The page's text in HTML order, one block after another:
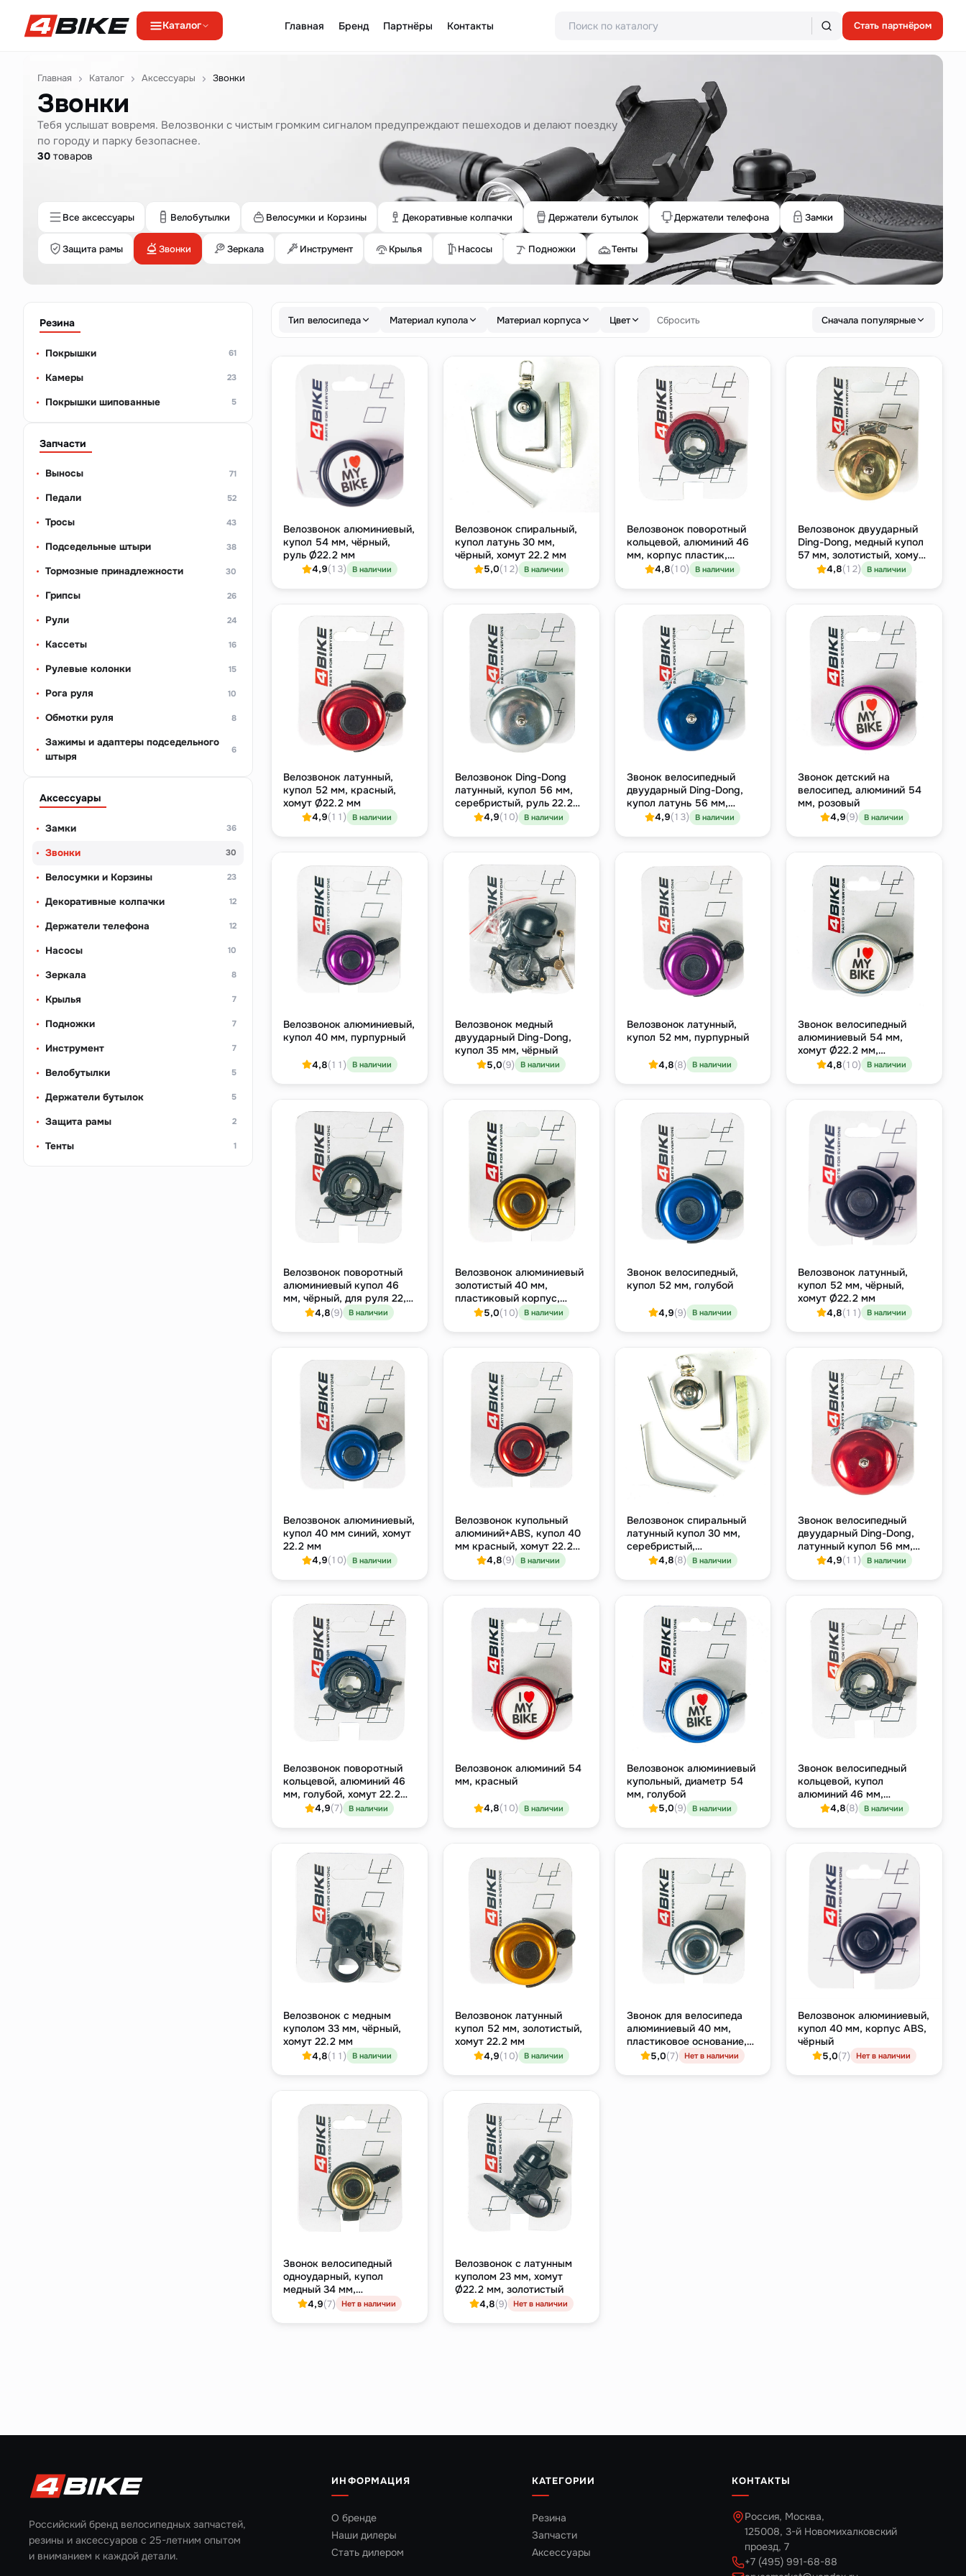
Каталог Главная Бренд Партнёры Контакты Стать партнёром
Главная Каталог Аксессуары Звонки
Звонки
Тебя услышат вовремя. Велозвонки с чистым громким сигналом предупреждают пешеходов и делают поездку
по городу и парку безопаснее.
30 товаров
Все аксессуары Велобутылки Велосумки и Корзины Декоративные колпачки Держатели бутылок Держатели телефона Замки
Защита рамы Звонки Зеркала Инструмент Крылья Насосы Подножки Тенты
Резина
Покрышки 61
Камеры 23
Покрышки шипованные 5
Запчасти
Выносы 71
Педали 52
Тросы 43
Подседельные штыри 38
Тормозные принадлежности 30
Грипсы 26
Рули 24
Кассеты 16
Рулевые колонки 15
Рога руля 10
Обмотки руля 8
Зажимы и адаптеры подседельного
штыря
6
Аксессуары
Замки 36
Звонки 30
Велосумки и Корзины 23
Декоративные колпачки 12
Держатели телефона 12
Насосы 10
Зеркала 8
Крылья 7
Подножки 7
Инструмент 7
Велобутылки 5
Держатели бутылок 5
Защита рамы 2
Тенты 1
Тип велосипеда Материал купола Материал корпуса Цвет Сбросить Сначала популярные
Велозвонок алюминиевый,
купол 54 мм, чёрный,
руль Ø22.2 мм
4,9(13) В наличии
Велозвонок спиральный,
купол латунь 30 мм,
чёрный, хомут 22.2 мм
5,0(12) В наличии
Велозвонок поворотный
кольцевой, алюминий 46
мм, корпус пластик,
красный
4,8(10) В наличии
Велозвонок двуударный
Ding-Dong, медный купол
57 мм, золотистый, хомут
22.2 мм4,8(12) В наличии
Велозвонок латунный,
купол 52 мм, красный,
хомут Ø22.2 мм
4,9(11) В наличии
Велозвонок Ding-Dong
латунный, купол 56 мм,
серебристый, руль 22.2
4,9(10) В наличии
Звонок велосипедный
двуударный Ding-Dong,
купол латунь 56 мм,
голубой, хомут 22.2 мм
4,9(13) В наличии
Звонок детский на
велосипед, алюминий 54
мм, розовый
4,9(9) В наличии
Велозвонок алюминиевый,
купол 40 мм, пурпурный
4,8(11) В наличии
Велозвонок медный
двуударный Ding-Dong,
купол 35 мм, чёрный
5,0(9) В наличии
Велозвонок латунный,
купол 52 мм, пурпурный
4,8(8) В наличии
Звонок велосипедный
алюминиевый 54 мм,
хомут Ø22.2 мм,
серебристый
4,8(10) В наличии
Велозвонок поворотный
алюминиевый купол 46
мм, чёрный, для руля 22,2
4,8(9) В наличии
Велозвонок алюминиевый
золотистый 40 мм,
пластиковый корпус,
хомут 22.2 мм
5,0(10) В наличии
Звонок велосипедный,
купол 52 мм, голубой
4,9(9) В наличии
Велозвонок латунный,
купол 52 мм, чёрный,
хомут Ø22.2 мм
4,8(11) В наличии
Велозвонок алюминиевый,
купол 40 мм синий, хомут
22.2 мм
4,9(10) В наличии
Велозвонок купольный
алюминий+ABS, купол 40
мм красный, хомут 22.2
4,8(9) В наличии
Велозвонок спиральный
латунный купол 30 мм,
серебристый,
хромированный
4,8(8) В наличии
Звонок велосипедный
двуударный Ding-Dong,
латунный купол 56 мм,
красный, хомут 22.2 мм
4,9(11) В наличии
Велозвонок поворотный
кольцевой, алюминий 46
мм, голубой, хомут 22.2
4,9(7) В наличии
Велозвонок алюминий 54
мм, красный
4,8(10) В наличии
Велозвонок алюминиевый
купольный, диаметр 54
мм, голубой
5,0(9) В наличии
Звонок велосипедный
кольцевой, купол
алюминий 46 мм,
бронзово-золотистый
4,8(8) В наличии
Велозвонок с медным
куполом 33 мм, чёрный,
хомут 22.2 мм
4,8(11) В наличии
Велозвонок латунный
купол 52 мм, золотистый,
хомут 22.2 мм
4,9(10) В наличии
Звонок для велосипеда
алюминиевый 40 мм,
пластиковое основание,
серебристый купол
5,0(7) Нет в наличии
Велозвонок алюминиевый,
купол 40 мм, корпус ABS,
чёрный
5,0(7) Нет в наличии
Звонок велосипедный
одноударный, купол
медный 34 мм,
золотистый, хомут 22.2 мм
4,9(7) Нет в наличии
Велозвонок с латунным
куполом 23 мм, хомут
Ø22.2 мм, золотистый
4,8(9) Нет в наличии
Российский бренд велосипедных запчастей,
резины и аксессуаров с 25-летним опытом
и вниманием к каждой детали.
ИНФОРМАЦИЯ
О бренде
Наши дилеры
Стать дилером
КАТЕГОРИИ
Резина
Запчасти
Аксессуары
КОНТАКТЫ
Россия, Москва,
125008, 3-й Новомихалковский
проезд, 7
+7 (495) 991-68-88